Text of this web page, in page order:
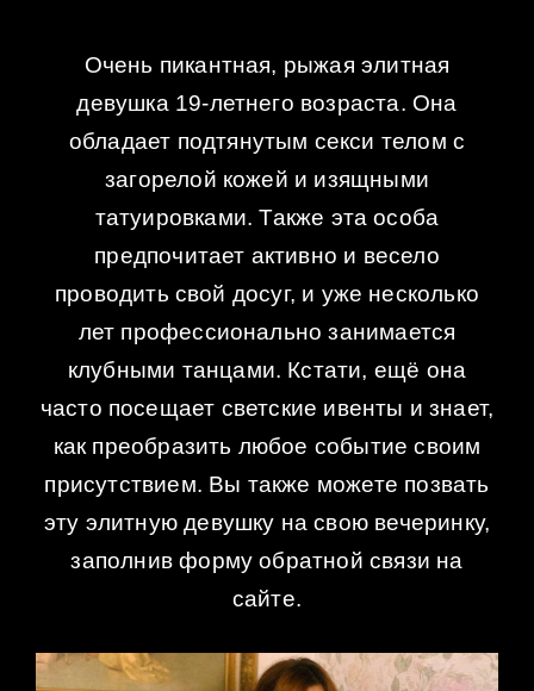
Очень пикантная, рыжая элитная
девушка 19-летнего возраста. Она
обладает подтянутым секси телом с
загорелой кожей и изящными
татуировками. Также эта особа
предпочитает активно и весело
проводить свой досуг, и уже несколько
лет профессионально занимается
клубными танцами. Кстати, ещё она
часто посещает светские ивенты и знает,
как преобразить любое событие своим
присутствием. Вы также можете позвать
эту элитную девушку на свою вечеринку,
заполнив форму обратной связи на
сайте.